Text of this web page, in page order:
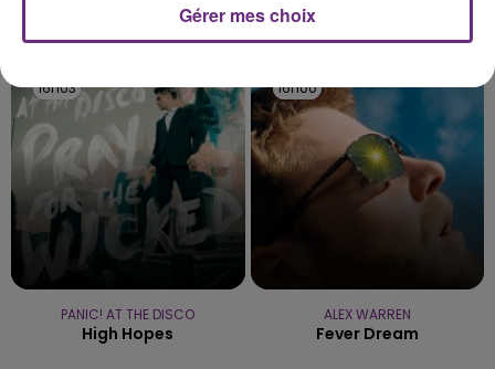
Obsesion Frerot
16h03
16h03
PANIC! AT THE DISCO
High Hopes
16h00
16h00
ALEX WARREN
Fever Dream
Gérer mes choix